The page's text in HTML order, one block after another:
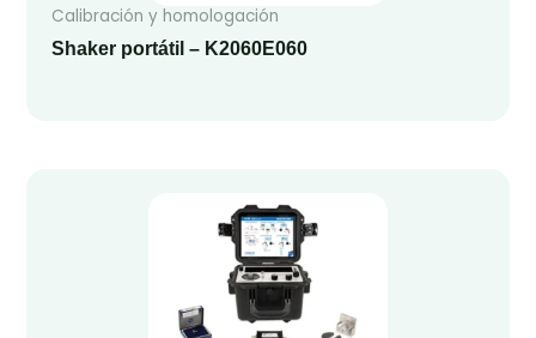
Calibración y homologación
Shaker portátil – K2060E060